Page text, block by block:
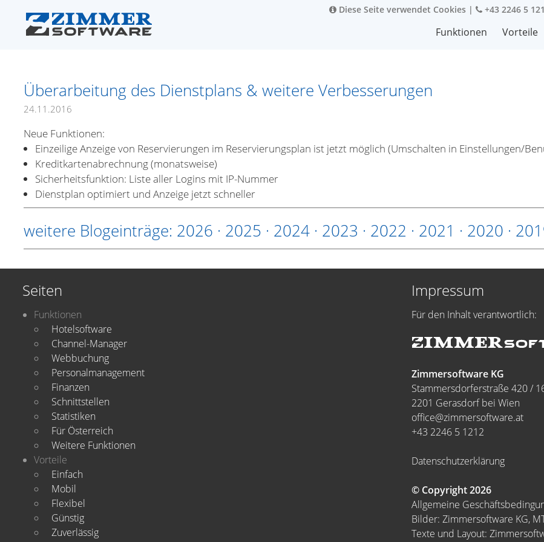
Diese Seite verwendet Cookies | +43 2246 5
Funktionen Vorteile
Überarbeitung des Dienstplans & weitere Verbesserungen
24.11.2016
Neue Funktionen:
Einzeilige Anzeige von Reservierungen im Reservierungsplan ist jetzt möglich (Umschalten in Einstellungen/
Kreditkartenabrechnung (monatsweise)
Sicherheitsfunktion: Liste aller Logins mit IP-Nummer
Dienstplan optimiert und Anzeige jetzt schneller
weitere Blogeinträge: 2026 · 2025 · 2024 · 2023 · 2022 · 2021 · 2020 ·
Seiten
Funktionen
Hotelsoftware
Channel-Manager
Webbuchung
Personalmanagement
Finanzen
Schnittstellen
Statistiken
Für Österreich
Weitere Funktionen
Vorteile
Einfach
Mobil
Flexibel
Günstig
Zuverlässig
Impressum
Für den Inhalt verantwortlich:
Zimmersoftware KG
Stammersdorferstraße 420 /
2201 Gerasdorf bei Wien
office@zimmersoftware.at
+43 2246 5 1212
Datenschutzerklärung
© Copyright 2026
Allgemeine
Bilder: Zimmersoftware KG,
Texte und Layout: